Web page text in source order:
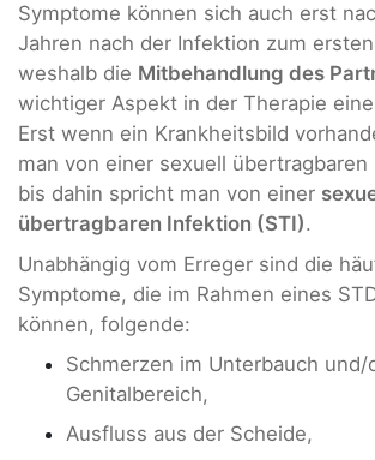
Symptome können sich auch erst
Jahren nach der Infektion zum
weshalb die Mitbehandlung des
wichtiger Aspekt in der Therapie
Erst wenn ein Krankheitsbild
man von einer sexuell übertragbaren
bis dahin spricht man von einer
übertragbaren Infektion (STI).
Unabhängig vom Erreger sind die
Symptome, die im Rahmen eines
können, folgende:
Schmerzen im Unterbauch und/
Genitalbereich,
Ausfluss aus der Scheide,